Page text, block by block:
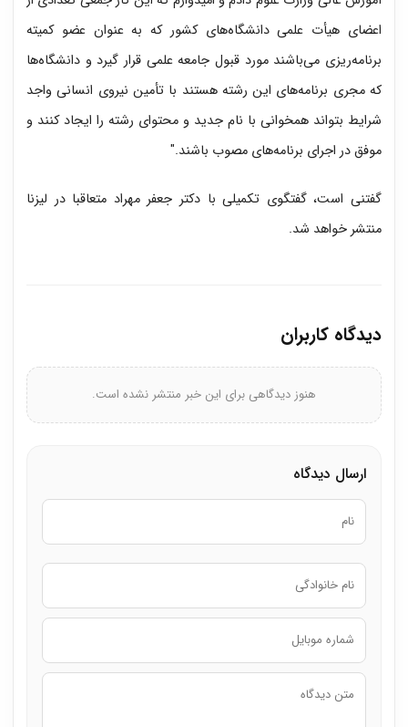
اعضای هیأت علمی دانشگاه‌های کشور که به عنوان عضو کمیته
برنامه‌‌ریزی می‌باشند مورد قبول جامعه علمی قرار گیرد و دانشگاه‌ها
که مجری برنامه‌های این رشته هستند با تأمین نیروی انسانی واجد
شرایط بتواند همخوانی با نام جدید و محتوای رشته را ایجاد کنند و
موفق در اجرای برنامه‌های مصوب باشند."
گفتنی است، گفتگوی تکمیلی با دکتر جعفر مهراد متعاقبا در لیزنا
منتشر خواهد شد.
دیدگاه کاربران
هنوز دیدگاهی برای این خبر منتشر نشده است.
ارسال دیدگاه